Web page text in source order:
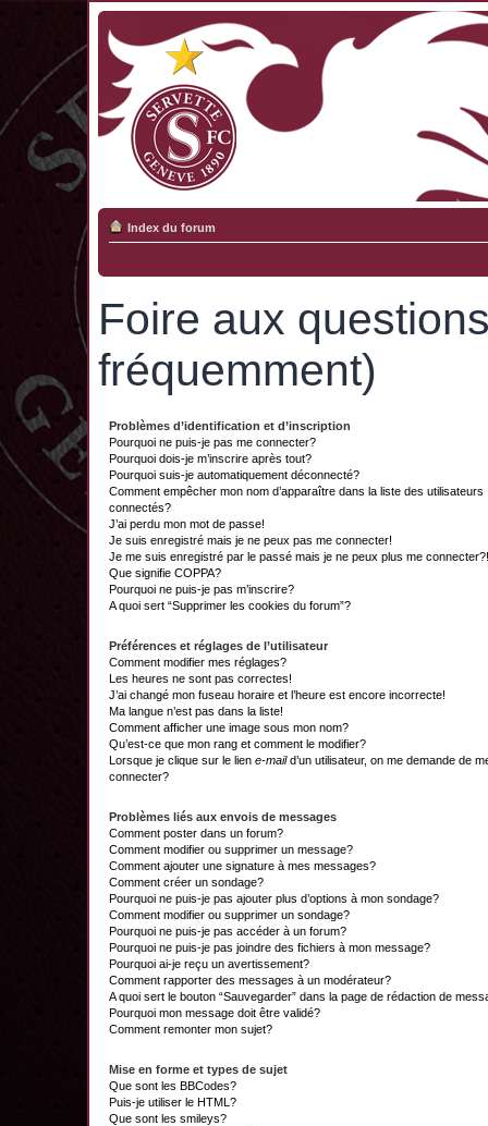
Index du forum
Foire aux
fréquemment)
Problèmes d’identification et d’inscription
Pourquoi ne puis-je pas me connecter?
Pourquoi dois-je m’inscrire après tout?
Pourquoi suis-je automatiquement déconnecté?
Comment empêcher mon nom d’apparaître dans la liste des utilisateurs
connectés?
J’ai perdu mon mot de passe!
Je suis enregistré mais je ne peux pas me connecter!
Je me suis enregistré par le passé mais je ne peux plus me connecter?!
Que signifie COPPA?
Pourquoi ne puis-je pas m’inscrire?
A quoi sert “Supprimer les cookies du forum”?
Préférences et réglages de l’utilisateur
Comment modifier mes réglages?
Les heures ne sont pas correctes!
J’ai changé mon fuseau horaire et l’heure est encore incorrecte!
Ma langue n’est pas dans la liste!
Comment afficher une image sous mon nom?
Qu’est-ce que mon rang et comment le modifier?
Lorsque je clique sur le lien e-maild’un utilisateur, on me demande de
connecter?
Problèmes liés aux envois de messages
Comment poster dans un forum?
Comment modifier ou supprimer un message?
Comment ajouter une signature à mes messages?
Comment créer un sondage?
Pourquoi ne puis-je pas ajouter plus d’options à mon sondage?
Comment modifier ou supprimer un sondage?
Pourquoi ne puis-je pas accéder à un forum?
Pourquoi ne puis-je pas joindre des fichiers à mon message?
Pourquoi ai-je reçu un avertissement?
Comment rapporter des messages à un modérateur?
A quoi sert le bouton “Sauvegarder” dans la page de rédaction de
Pourquoi mon message doit être validé?
Comment remonter mon sujet?
Mise en forme et types de sujet
Que sont les BBCodes?
Puis-je utiliser le HTML?
Que sont les smileys?